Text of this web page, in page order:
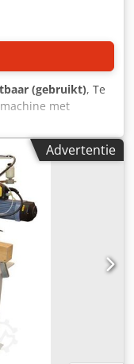
(gebruikt), Te
met
mm, maximale
zaaghoogte: 130
lengte
tpm,
48
mm/2000 mm,
na afspraak.
Advertentie